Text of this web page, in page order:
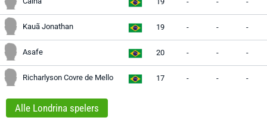
Kauã Jonathan 19 - - -
Asafe 20 - - -
Richarlyson Covre de Mello 17 - - -
Alle Londrina spelers